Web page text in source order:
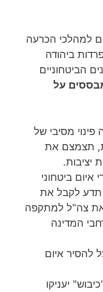
למהלכי הכרעה
ביהודה
הביטחוניים
על
מסיבי של
תצמצם את
יציבות.
איום ביטחוני
לקבל את
צה"ל למתקפה
המדינה
להסיר איום
יעניקו